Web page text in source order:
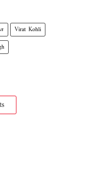
Virat Kohli